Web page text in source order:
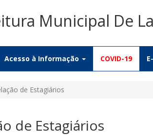
Municipal De
Acesso à Informação COVID-19
de Estagiários
de Estagiários